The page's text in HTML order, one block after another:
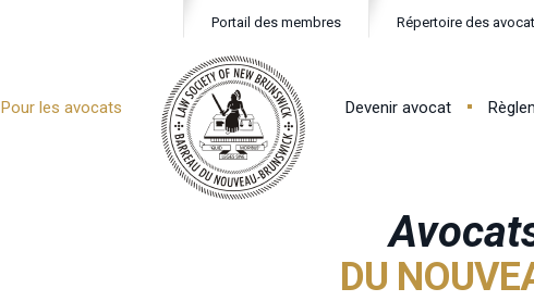
Portail des membres Répertoire des
Pour les avocats Devenir avocat
DU